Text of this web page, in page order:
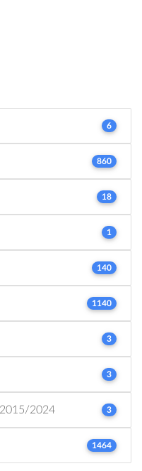
6
860
18
1
140
1140
3
3
2024 3
1464